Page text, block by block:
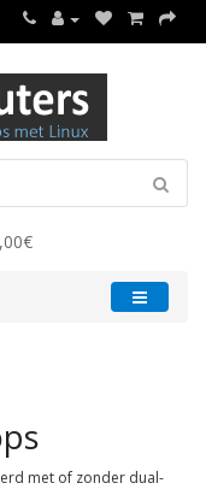
met of zonder dual-